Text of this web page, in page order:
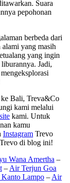
Suara
pepohonan
berbeda dari
yang masih
yang ingin
Jadi,
ke Bali, Treva&Co
kami melalui
kami. Untuk
kamu
Instagram Trevo
di blog ini!
Wana Amertha –
– Air Terjun Goa
Lampo – Air